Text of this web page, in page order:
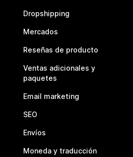
Dropshipping
Mercados
Reseñas de producto
Ventas adicionales y
paquetes
Email marketing
SEO
Envíos
Moneda y traducción